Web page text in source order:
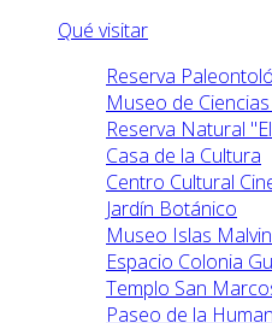
Qué visitar
Reserva
Museo de
Reserva Natural
Casa de la Cultura
Centro Cultural
Jardín Botánico
Museo Islas
Espacio Colonia
Templo San
Paseo de la